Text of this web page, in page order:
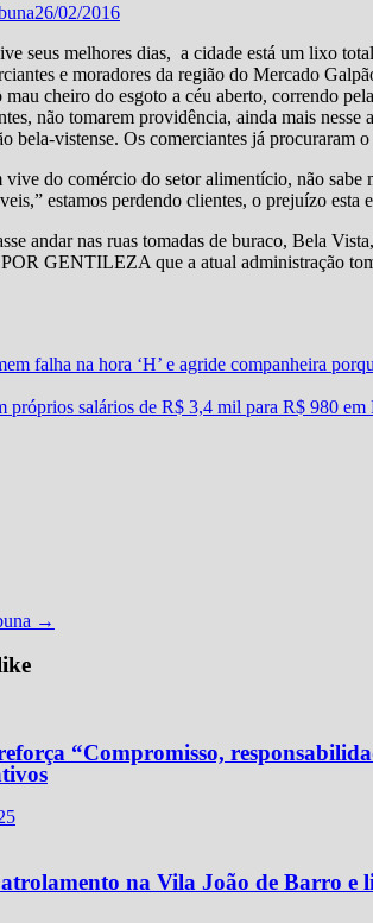
26/02/2016
seus melhores dias, a cidade está um lixo
e moradores da região do Mercado
mau cheiro do esgoto a céu aberto, correndo
não tomarem providência, ainda mais
bela-vistense. Os comerciantes já
do comércio do setor alimentício, não sabe
estamos perdendo clientes, o prejuízo
andar nas ruas tomadas de buraco, Bela
GENTILEZA que a atual administração
falha na hora ‘H’ e agride companheira
próprios salários de R$ 3,4 mil para R$ 980 em
→
“Compromisso,
na Vila João de Barro e